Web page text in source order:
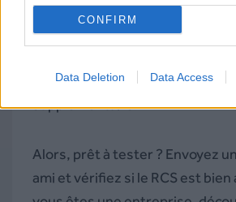
CONFIRM
Data Deletion Data Access
Android et iOS (sous réserve
et les gains en termes
accusés de lecture, le tout
supplémentaire.
Alors, prêt à tester ? Envoyez
ami et vérifiez si le RCS est bien